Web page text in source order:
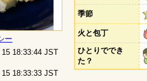
ー
18:33:44 JST
18:33:33 JST
季節
火と包丁
ひとりででき
た？